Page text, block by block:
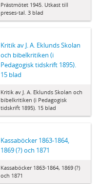
Prästmötet 1945. Utkast till
preses-tal. 3 blad
Kritik av J. A. Eklunds Skolan
och bibelkritiken (i
Pedagogisk tidskrift 1895).
15 blad
Kritik av J. A. Eklunds Skolan och
bibelkritiken (i Pedagogisk
tidskrift 1895). 15 blad
Kassaböcker 1863-1864,
1869 (?) och 1871
Kassaböcker 1863-1864, 1869 (?)
och 1871